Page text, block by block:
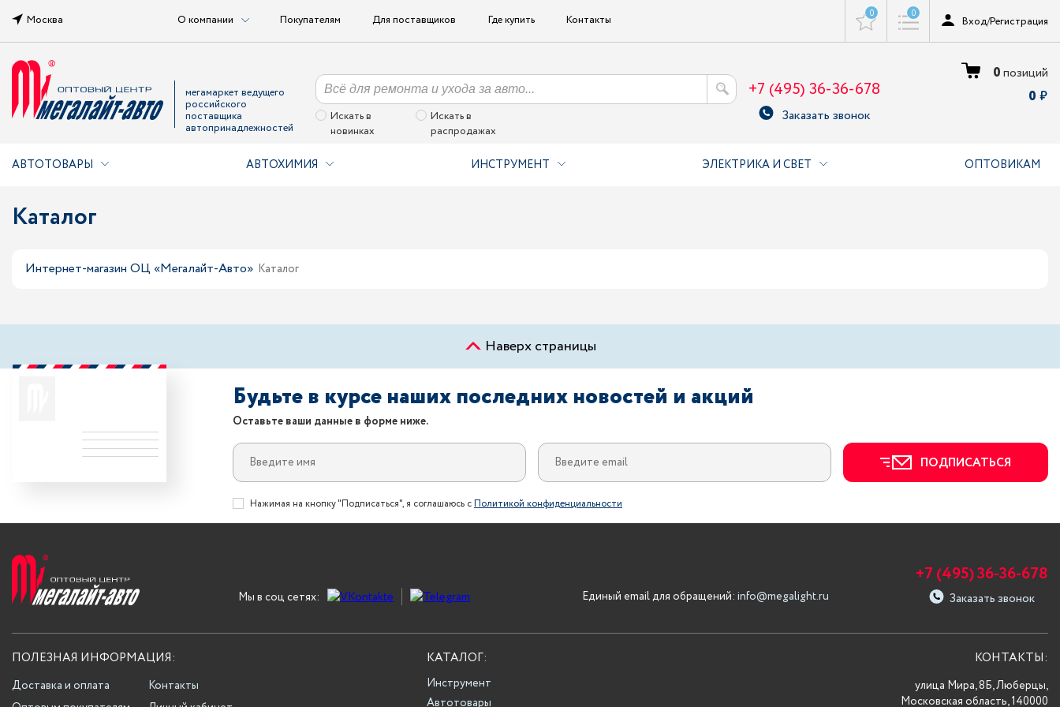
Москва О компании Покупателям Для поставщиков Где купить Контакты 0 0
Вход/Регистрация
мегамаркет ведущего
российского
поставщика
автопринадлежностей
Искать в
новинках
Искать в
распродажах
+7 (495) 36-36-678
Заказать звонок
0позиций
0
АВТОТОВАРЫ АВТОХИМИЯ ИНСТРУМЕНТ ЭЛЕКТРИКА И СВЕТ ОПТОВИКАМ
Каталог
Интернет-магазин ОЦ «Мегалайт-Авто» Каталог
Наверх страницы
Будьте в курсе наших последних новостей и акций
Оставьте ваши данные в форме ниже.
ПОДПИСАТЬСЯ
Нажимая на кнопку "Подписаться", я соглашаюсь сПолитикой конфиденциальности
Мы в соц сетях: Единый email для обращений: info@megalight.ru
+7 (495) 36-36-678
Заказать звонок
ПОЛЕЗНАЯ ИНФОРМАЦИЯ:
Доставка и оплата
Контакты
КАТАЛОГ:
Инструмент
Автотовары
КОНТАКТЫ:
улица Мира, 8Б, Люберцы,
Московская область, 140000